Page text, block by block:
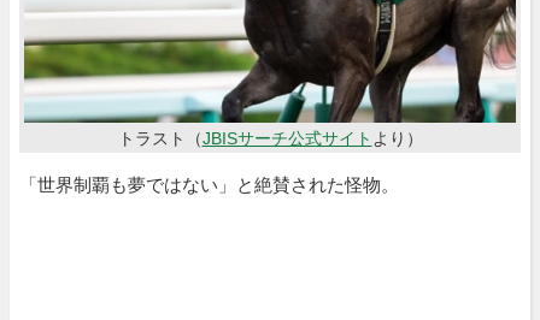
トラスト（JBISサーチ公式サイト より）
「世界制覇も夢ではない」と絶賛された怪物。